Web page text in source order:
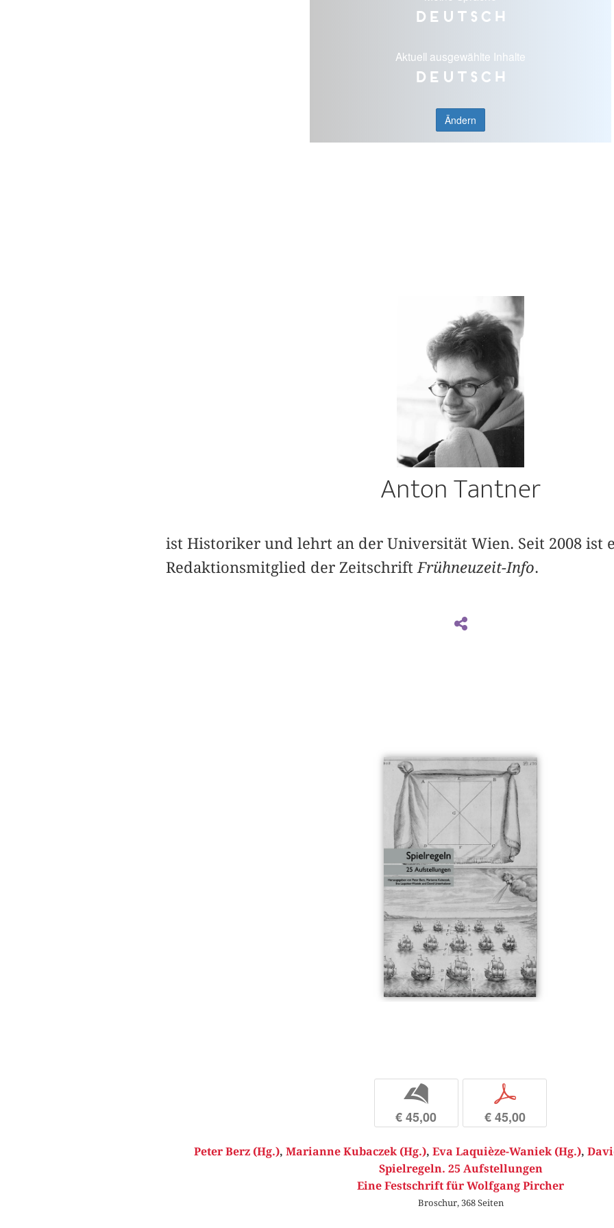
Deutsch
Aktuell ausgewählte Inhalte
Deutsch
Ändern
Anton Tantner
ist Historiker und lehrt an der Universität Wien. Seit 2008 ist
Redaktionsmitglied der Zeitschrift Frühneuzeit-Info.
b
€ 45,00
p
€ 45,00
Peter Berz (Hg.), Marianne Kubaczek (Hg.), Eva Laquièze-Waniek (Hg.),
Spielregeln. 25 Aufstellungen
Eine Festschrift für Wolfgang Pircher
Broschur, 368 Seiten